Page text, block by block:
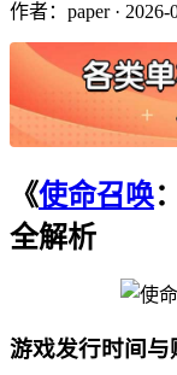
作者：paper· 2026-
《使命召唤
全解析
游戏发行时间与